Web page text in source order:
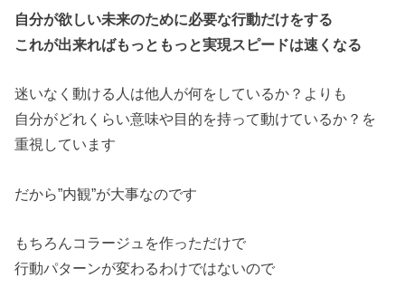
自分が欲しい未来のために必要な行動だけをする
これが出来ればもっともっと実現スピードは速くなる
迷いなく動ける人は他人が何をしているか？よりも
自分がどれくらい意味や目的を持って動けているか？を
重視しています
だから”内観”が大事なのです
もちろんコラージュを作っただけで
行動パターンが変わるわけではないので